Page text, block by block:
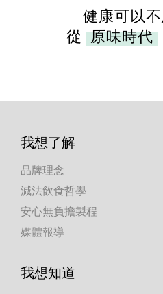
健康可以
從原味時代
我想了解
品牌理念
減法飲食哲學
安心無負擔製程
媒體報導
我想知道